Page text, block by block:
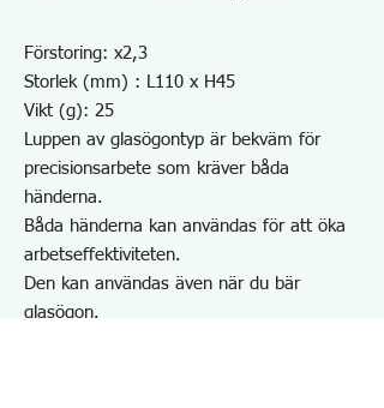
Förstoring: x2,3
Storlek (mm) : L110 x H45
Vikt (g): 25
Luppen av glasögontyp är bekväm för
precisionsarbete som kräver båda
händerna.
Båda händerna kan användas för att öka
arbetseffektiviteten.
Den kan användas även när du bär
glasögon.